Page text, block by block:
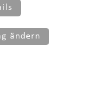
ändern